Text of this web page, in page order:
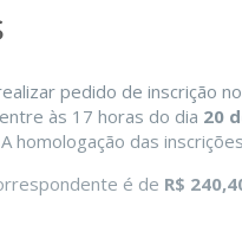
pedido de inscrição
às 17 horas do dia 20
A homologação das
é de R$